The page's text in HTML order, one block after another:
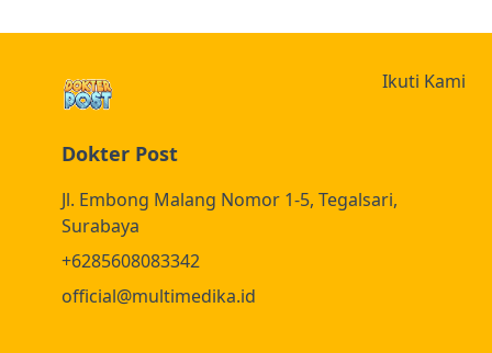
Umum (Termasuk Dosis Obat
Dokter Post
Jl. Embong Malang Nomor 1-5, Tegalsari,
Surabaya
+6285608083342
official@multimedika.id
Ikuti Kami